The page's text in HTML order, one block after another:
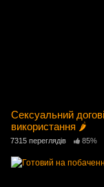
Сексуальний
використання 🌶️
7315 переглядів 85%